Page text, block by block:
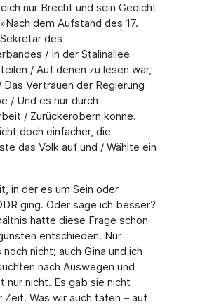
nur Brecht und sein Gedicht
dem Aufstand des 17.
des
/ In der Stalinallee
/ Auf denen zu lesen war,
Das Vertrauen der Regierung
/ Und es nur durch
/ Zurück­erobern könne.
doch einfacher, die
das Volk auf und / Wählte ein
in der es um Sein oder
ging. Oder sage ich besser?
hatte diese Frage schon
entschieden. Nur
nicht; auch Gina und ich
nach Auswegen und
nur nicht. Es gab sie nicht
Zeit. Was wir auch taten – auf